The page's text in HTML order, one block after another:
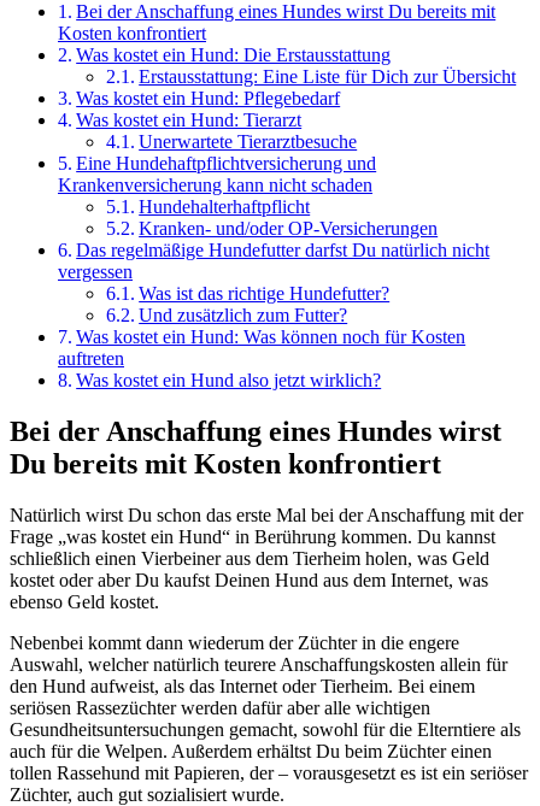
Bei der Anschaffung eines Hundes wirst Du bereits mit
Kosten konfrontiert
Was kostet ein Hund: Die Erstausstattung
Erstausstattung: Eine Liste für Dich zur Übersicht
Was kostet ein Hund: Pflegebedarf
Was kostet ein Hund: Tierarzt
Unerwartete Tierarztbesuche
Eine Hundehaftpflichtversicherung und
Krankenversicherung kann nicht schaden
Hundehalterhaftpflicht
Kranken- und/oder OP-Versicherungen
Das regelmäßige Hundefutter darfst Du natürlich nicht
vergessen
Was ist das richtige Hundefutter?
Und zusätzlich zum Futter?
Was kostet ein Hund: Was können noch für Kosten
auftreten
Was kostet ein Hund also jetzt wirklich?
Bei der Anschaffung eines Hundes wirst
Du bereits mit Kosten konfrontiert
Natürlich wirst Du schon das erste Mal bei der Anschaffung mit der
Frage „was kostet ein Hund“ in Berührung kommen. Du kannst
schließlich einen Vierbeiner aus dem Tierheim holen, was Geld
kostet oder aber Du kaufst Deinen Hund aus dem Internet, was
ebenso Geld kostet.
Nebenbei kommt dann wiederum der Züchter in die engere
Auswahl, welcher natürlich teurere Anschaffungskosten allein für
den Hund aufweist, als das Internet oder Tierheim. Bei einem
seriösen Rassezüchter werden dafür aber alle wichtigen
Gesundheitsuntersuchungen gemacht, sowohl für die Elterntiere als
auch für die Welpen. Außerdem erhältst Du beim Züchter einen
tollen Rassehund mit Papieren, der – vorausgesetzt es ist ein seriöser
Züchter, auch gut sozialisiert wurde.